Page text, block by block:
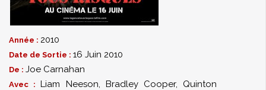
Année : 2010
Date de Sortie : 16 Juin 2010
De : Joe Carnahan
Avec : Liam Neeson, Bradley Cooper, Quinton